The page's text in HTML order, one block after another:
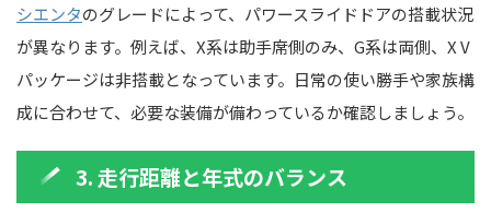
シエンタのグレードによって、パワースライドドアの搭載状況
が異なります。例えば、X系は助手席側のみ、G系は両側、X V
パッケージは非搭載となっています。日常の使い勝手や家族構
成に合わせて、必要な装備が備わっているか確認しましょう。
3. 走行距離と年式のバランス